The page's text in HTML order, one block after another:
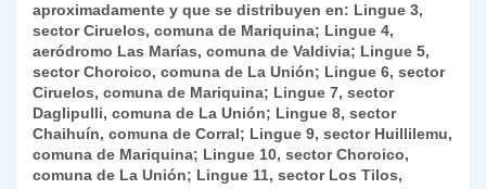
aproximadamente y que se distribuyen en: Lingue 3,
sector Ciruelos, comuna de Mariquina; Lingue 4,
aeródromo Las Marías, comuna de Valdivia; Lingue 5,
sector Choroico, comuna de La Unión; Lingue 6, sector
Ciruelos, comuna de Mariquina; Lingue 7, sector
Daglipulli, comuna de La Unión; Lingue 8, sector
Chaihuín, comuna de Corral; Lingue 9, sector Huillilemu,
comuna de Mariquina; Lingue 10, sector Choroico,
comuna de La Unión; Lingue 11, sector Los Tilos,